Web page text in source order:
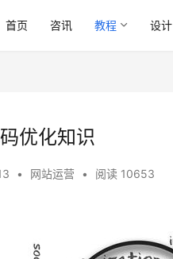
首页 咨讯 教程 设计
优化知识
• 网站运营 • 阅读 10653